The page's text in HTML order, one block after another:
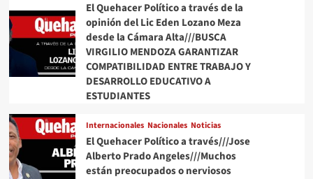
FIFA
nos
vendió
balón
y
para
inflarlo)
fuerte
resguardo;
no
podrá
entrar
México-
junto
a
sus
dueños
El Quehacer Político a través de la
opinión del Lic Eden Lozano Meza
desde la Cámara Alta///BUSCA
VIRGILIO MENDOZA GARANTIZAR
COMPATIBILIDAD ENTRE TRABAJO Y
DESARROLLO EDUCATIVO A
ESTUDIANTES
Internacionales Nacionales Noticias
El Quehacer Político a través///Jose
Alberto Prado Angeles///Muchos
están preocupados o nerviosos